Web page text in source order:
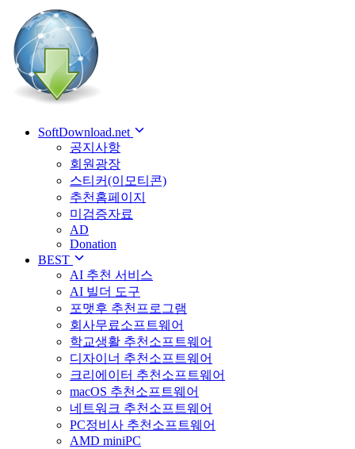
SoftDownload.net
공지사항
회원광장
스티커(이모티콘)
추천홈페이지
미검증자료
AD
Donation
BEST
AI 추천 서비스
AI 빌더 도구
포맷후 추천프로그램
회사무료소프트웨어
학교생활 추천소프트웨어
디자이너 추천소프트웨어
크리에이터 추천소프트웨어
macOS 추천소프트웨어
네트워크 추천소프트웨어
PC정비사 추천소프트웨어
AMD miniPC